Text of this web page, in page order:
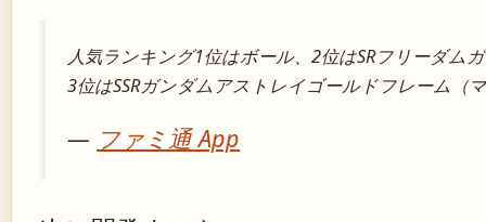
人気ランキング1位はボール、2位はSRフリーダム
3位はSSRガンダムアストレイゴールドフレーム（
— ファミ通 App